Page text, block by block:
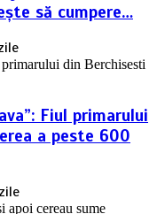
să cumpere…
Fiul primarului
a peste 600